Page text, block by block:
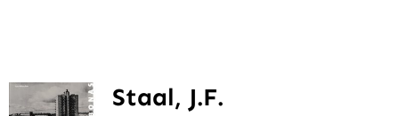
Staal, J.F.